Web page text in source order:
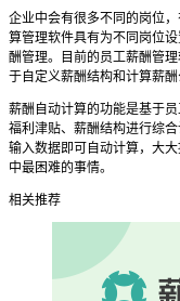
企业中会有很多不同的岗位
算管理软件具有为不同岗位
酬管理。目前的员工薪酬管
于自定义薪酬结构和计算薪
薪酬自动计算的功能是基于
福利津贴、薪酬结构进行综合
输入数据即可自动计算，大
中最困难的事情。
相关推荐